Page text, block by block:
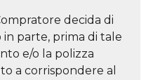
decida di
parte, prima di tale
e/o la polizza
a corrispondere al